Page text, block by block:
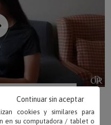
cookies y similares para
en su computadora / tablet o
Continuar sin aceptar